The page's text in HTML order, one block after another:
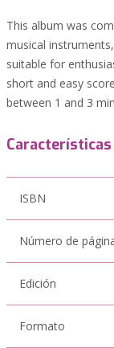
This album was
musical
suitable for
short and easy
between 1 and 3
Características
ISBN
Número de
Edición
Formato